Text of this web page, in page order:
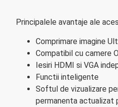
Principalele avantaje ale
Comprimare imagine
Compatibil cu camere
Iesiri HDMI si VGA
Functii inteligente
Softul de vizualizare
permanenta actualizat